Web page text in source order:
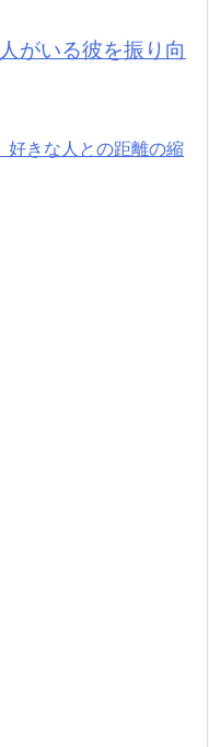
がいる彼を振り向
好きな人との距離の縮